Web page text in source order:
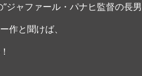
ジャファール・パナヒ監督の長男
作と聞けば、